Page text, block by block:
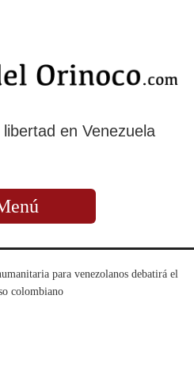
en Venezuela
para venezolanos debatirá el
colombiano